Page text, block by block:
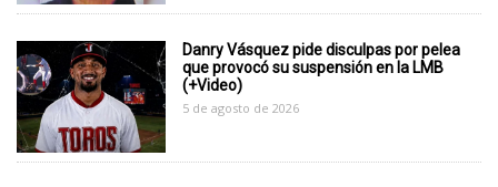
Danry Vásquez pide disculpas por pelea
que provocó su suspensión en la LMB
(+Video)
5 de agosto de 2026